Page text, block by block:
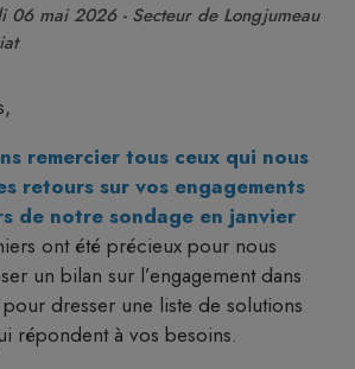
06 mai 2026 - Secteur de Longjumeau
remercier tous ceux qui nous
retours sur vos engagements
de notre sondage en janvier
ont été précieux pour nous
un bilan sur l’engagement dans
dresser une liste de solutions
répondent à vos besoins.